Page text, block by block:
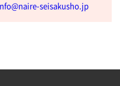
seisakusho.jp